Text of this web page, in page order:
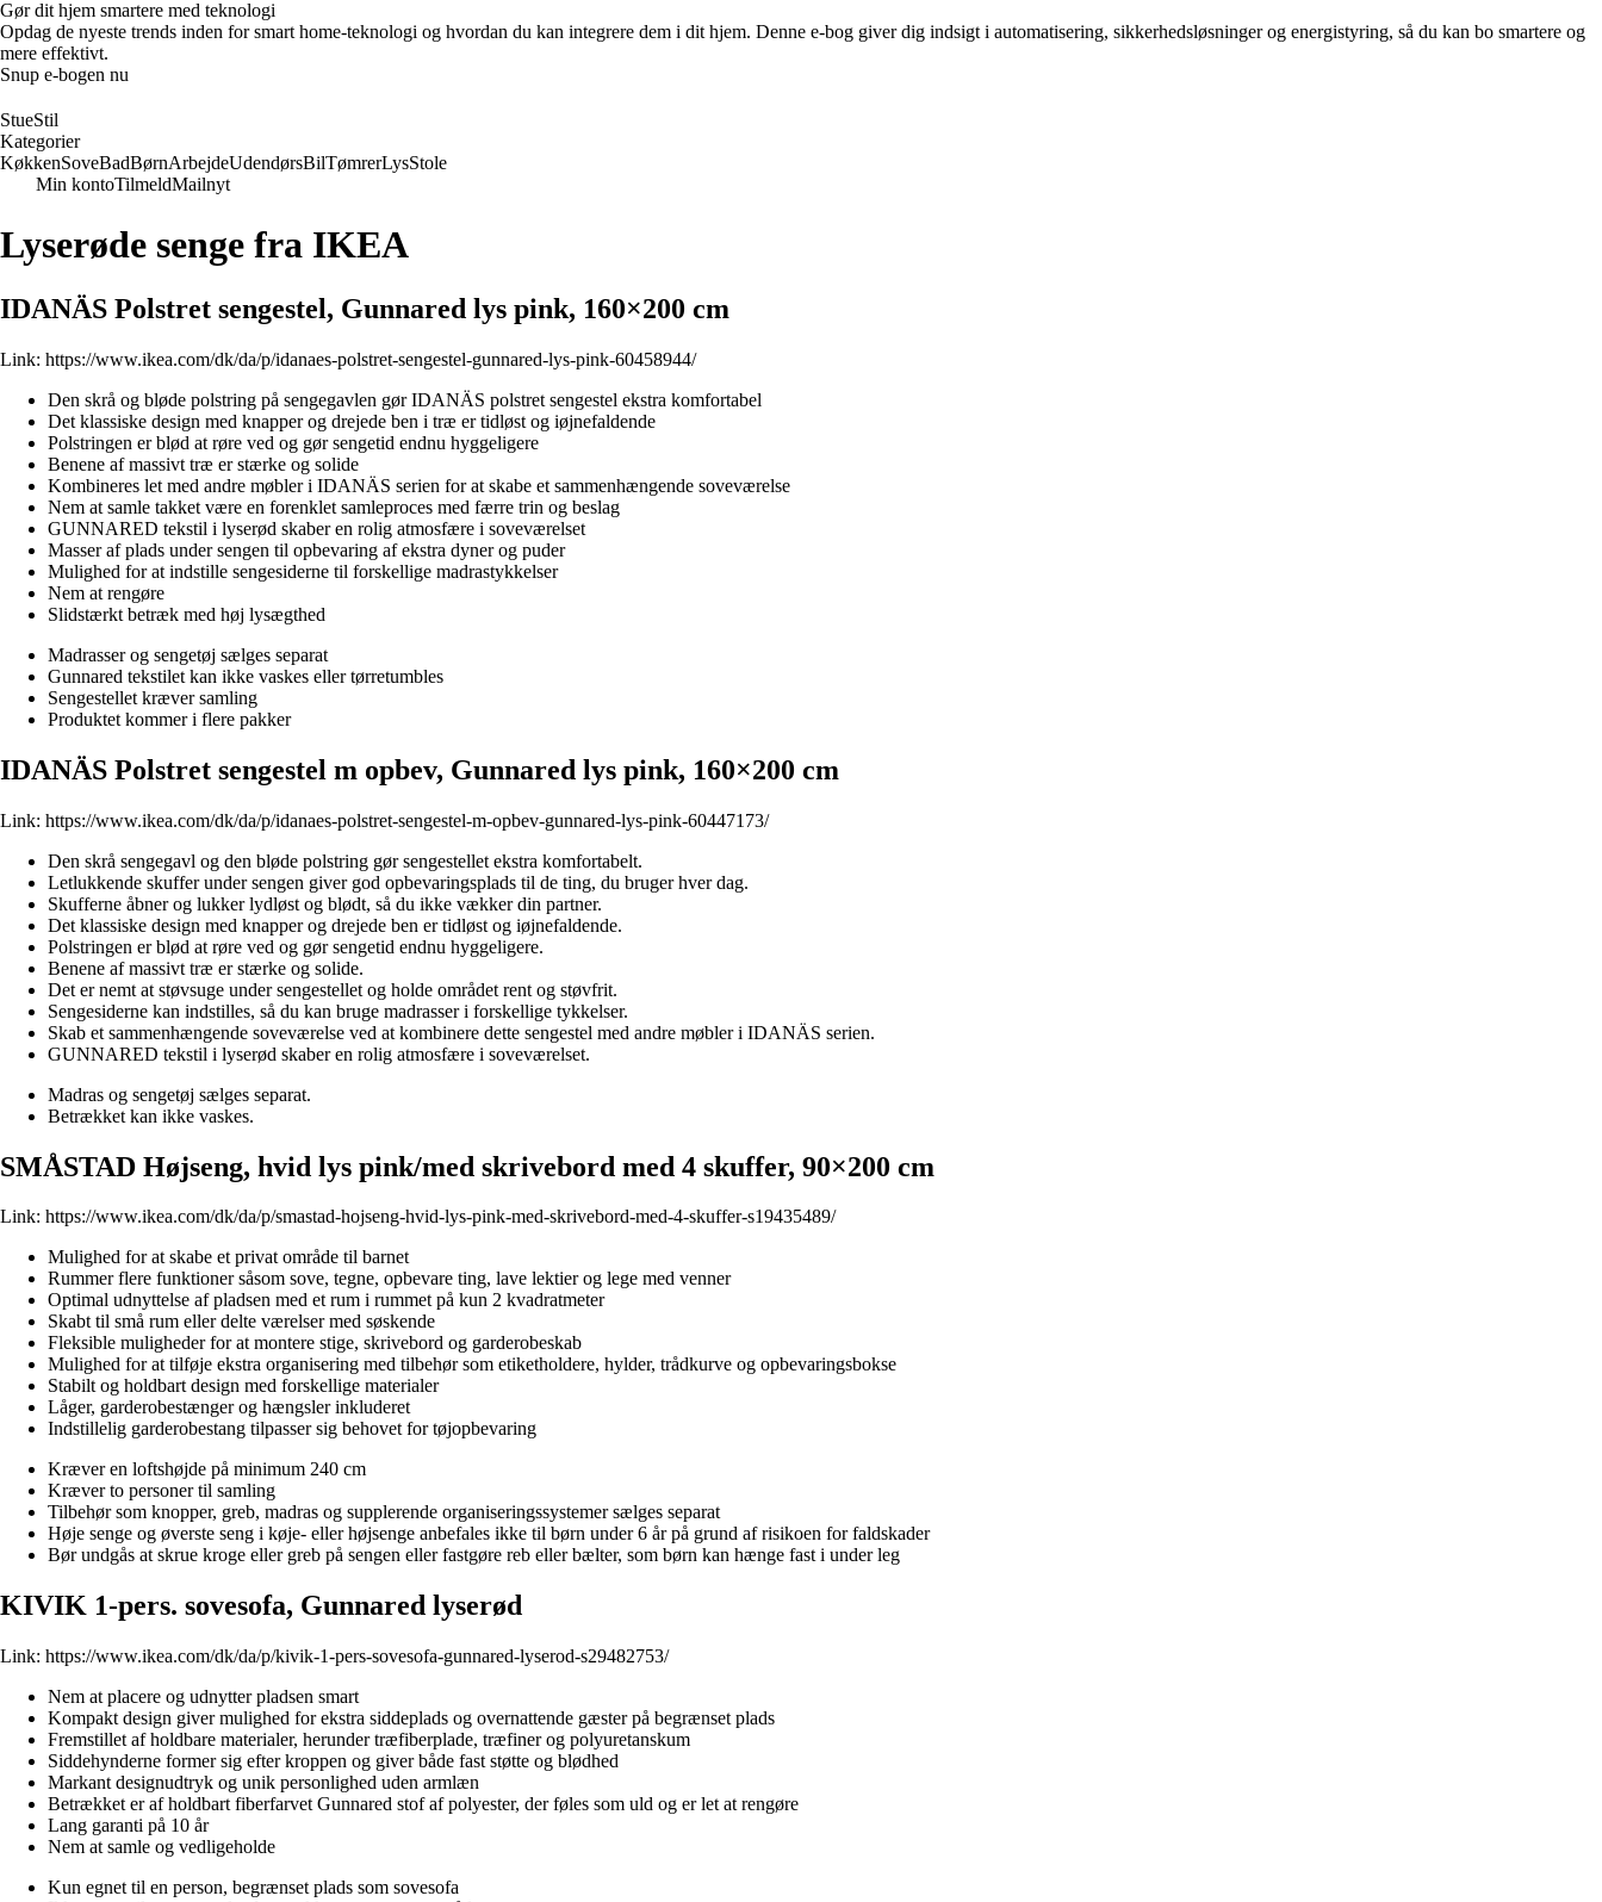
Gør dit hjem smartere med teknologi
Opdag de nyeste trends inden for smart home-teknologi og hvordan du kan integrere dem i dit hjem. Denne e-bog giver dig indsigt i automatisering, sikkerhedsløsninger og energistyring, så du kan bo smartere og
mere effektivt.
Snup e-bogen nu
StueStil
Kategorier
KøkkenSoveBadBørnArbejdeUdendørsBilTømrerLysStole
Min kontoTilmeldMailnyt
Lyserøde senge fra IKEA
IDANÄS Polstret sengestel, Gunnared lys pink, 160×200 cm
Link: https://www.ikea.com/dk/da/p/idanaes-polstret-sengestel-gunnared-lys-pink-60458944/
Den skrå og bløde polstring på sengegavlen gør IDANÄS polstret sengestel ekstra komfortabel
Det klassiske design med knapper og drejede ben i træ er tidløst og iøjnefaldende
Polstringen er blød at røre ved og gør sengetid endnu hyggeligere
Benene af massivt træ er stærke og solide
Kombineres let med andre møbler i IDANÄS serien for at skabe et sammenhængende soveværelse
Nem at samle takket være en forenklet samleproces med færre trin og beslag
GUNNARED tekstil i lyserød skaber en rolig atmosfære i soveværelset
Masser af plads under sengen til opbevaring af ekstra dyner og puder
Mulighed for at indstille sengesiderne til forskellige madrastykkelser
Nem at rengøre
Slidstærkt betræk med høj lysægthed
Madrasser og sengetøj sælges separat
Gunnared tekstilet kan ikke vaskes eller tørretumbles
Sengestellet kræver samling
Produktet kommer i flere pakker
IDANÄS Polstret sengestel m opbev, Gunnared lys pink, 160×200 cm
Link: https://www.ikea.com/dk/da/p/idanaes-polstret-sengestel-m-opbev-gunnared-lys-pink-60447173/
Den skrå sengegavl og den bløde polstring gør sengestellet ekstra komfortabelt.
Letlukkende skuffer under sengen giver god opbevaringsplads til de ting, du bruger hver dag.
Skufferne åbner og lukker lydløst og blødt, så du ikke vækker din partner.
Det klassiske design med knapper og drejede ben er tidløst og iøjnefaldende.
Polstringen er blød at røre ved og gør sengetid endnu hyggeligere.
Benene af massivt træ er stærke og solide.
Det er nemt at støvsuge under sengestellet og holde området rent og støvfrit.
Sengesiderne kan indstilles, så du kan bruge madrasser i forskellige tykkelser.
Skab et sammenhængende soveværelse ved at kombinere dette sengestel med andre møbler i IDANÄS serien.
GUNNARED tekstil i lyserød skaber en rolig atmosfære i soveværelset.
Madras og sengetøj sælges separat.
Betrækket kan ikke vaskes.
SMÅSTAD Højseng, hvid lys pink/med skrivebord med 4 skuffer, 90×200 cm
Link: https://www.ikea.com/dk/da/p/smastad-hojseng-hvid-lys-pink-med-skrivebord-med-4-skuffer-s19435489/
Mulighed for at skabe et privat område til barnet
Rummer flere funktioner såsom sove, tegne, opbevare ting, lave lektier og lege med venner
Optimal udnyttelse af pladsen med et rum i rummet på kun 2 kvadratmeter
Skabt til små rum eller delte værelser med søskende
Fleksible muligheder for at montere stige, skrivebord og garderobeskab
Mulighed for at tilføje ekstra organisering med tilbehør som etiketholdere, hylder, trådkurve og opbevaringsbokse
Stabilt og holdbart design med forskellige materialer
Låger, garderobestænger og hængsler inkluderet
Indstillelig garderobestang tilpasser sig behovet for tøjopbevaring
Kræver en loftshøjde på minimum 240 cm
Kræver to personer til samling
Tilbehør som knopper, greb, madras og supplerende organiseringssystemer sælges separat
Høje senge og øverste seng i køje- eller højsenge anbefales ikke til børn under 6 år på grund af risikoen for faldskader
Bør undgås at skrue kroge eller greb på sengen eller fastgøre reb eller bælter, som børn kan hænge fast i under leg
KIVIK 1-pers. sovesofa, Gunnared lyserød
Link: https://www.ikea.com/dk/da/p/kivik-1-pers-sovesofa-gunnared-lyserod-s29482753/
Nem at placere og udnytter pladsen smart
Kompakt design giver mulighed for ekstra siddeplads og overnattende gæster på begrænset plads
Fremstillet af holdbare materialer, herunder træfiberplade, træfiner og polyuretanskum
Siddehynderne former sig efter kroppen og giver både fast støtte og blødhed
Markant designudtryk og unik personlighed uden armlæn
Betrækket er af holdbart fiberfarvet Gunnared stof af polyester, der føles som uld og er let at rengøre
Lang garanti på 10 år
Nem at samle og vedligeholde
Kun egnet til en person, begrænset plads som sovesofa